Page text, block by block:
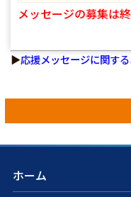
メッセージの募集は
▶応援メッセージに関す
ホーム